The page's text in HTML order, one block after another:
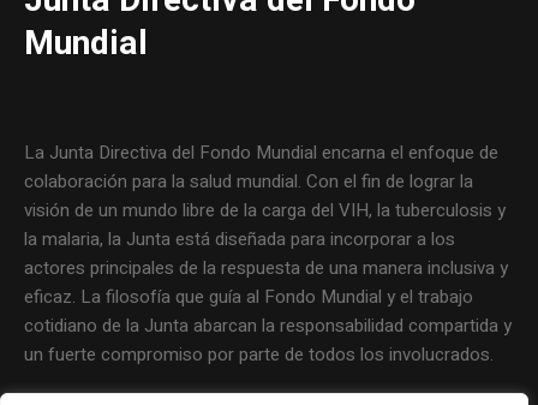
Mundial
La Junta Directiva del Fondo Mundial encarna el enfoque de
colaboración para la salud mundial. Con el fin de lograr la
visión de un mundo libre de la carga del VIH, la tuberculosis y
la malaria, la Junta está diseñada para incorporar a los
actores principales de la respuesta de una manera inclusiva y
eficaz. La filosofía que guía al Fondo Mundial y el trabajo
cotidiano de la Junta abarcan la responsabilidad compartida y
un fuerte compromiso por parte de todos los involucrados.